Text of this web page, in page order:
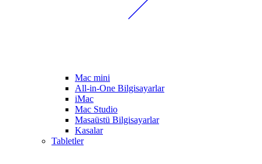
Mac mini
All-in-One Bilgisayarlar
iMac
Mac Studio
Masaüstü Bilgisayarlar
Kasalar
Tabletler